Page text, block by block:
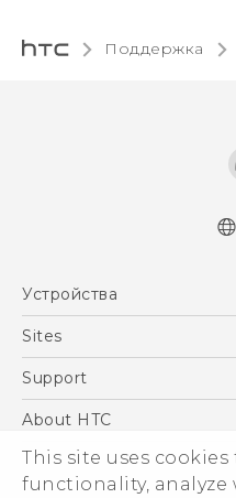
This site uses
functionality, analyze
Поддержка
Русский -
Қазақ -
Қазақ -
English - Safety
Устройства
5G
EXODUS
VIVE
Sites
HTC Dev
Support
ПОДДЕРЖКА
About HTC
ESG
Инвестирование